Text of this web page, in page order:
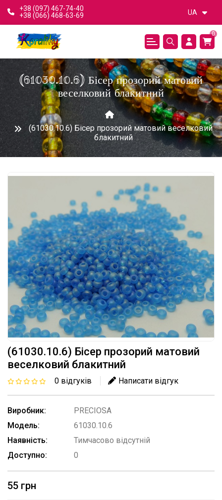
+38 (097) 467-74-40
+38 (066) 468-63-69
UA
0
(61030.10.6) Бісер прозорий матовий
веселковий блакитний
(61030.10.6) Бісер прозорий матовий веселковий
блакитний
(61030.10.6) Бісер прозорий матовий
веселковий блакитний
0 відгуків Написати відгук
Виробник:
PRECIOSA
Модель:
61030.10.6
Наявність:
Тимчасово відсутній
Доступно:
0
55 грн